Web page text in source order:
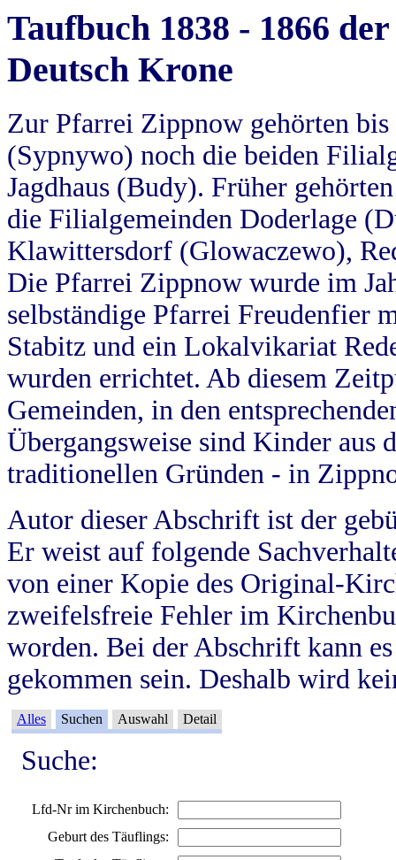
Taufbuch 1838 - 1866
Deutsch Krone
Zur Pfarrei Zippnow gehörten
(Sypnywo) noch die beiden
Jagdhaus (Budy). Früher
die Filialgemeinden Doderlage
Klawittersdorf (Glowaczewo),
Die Pfarrei Zippnow wurde im
selbständige Pfarrei Freudenfier
Stabitz und ein Lokalvikariat
wurden errichtet. Ab diesem
Gemeinden, in den
Übergangsweise sind Kinder aus
traditionellen Gründen - in
Autor dieser Abschrift ist der
Er weist auf folgende
von einer Kopie des Original-
zweifelsfreie Fehler im
worden. Bei der Abschrift kann
gekommen sein. Deshalb wird
Alles Suchen Auswahl Detail
Suche:
Lfd-Nr im Kirchenbuch:
Geburt des Täuflings: